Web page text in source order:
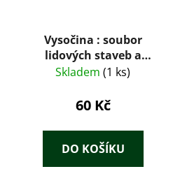
Vysočina : soubor
lidových staveb a
řemesel
Skladem (1 ks)
60 Kč
DO KOŠÍKU